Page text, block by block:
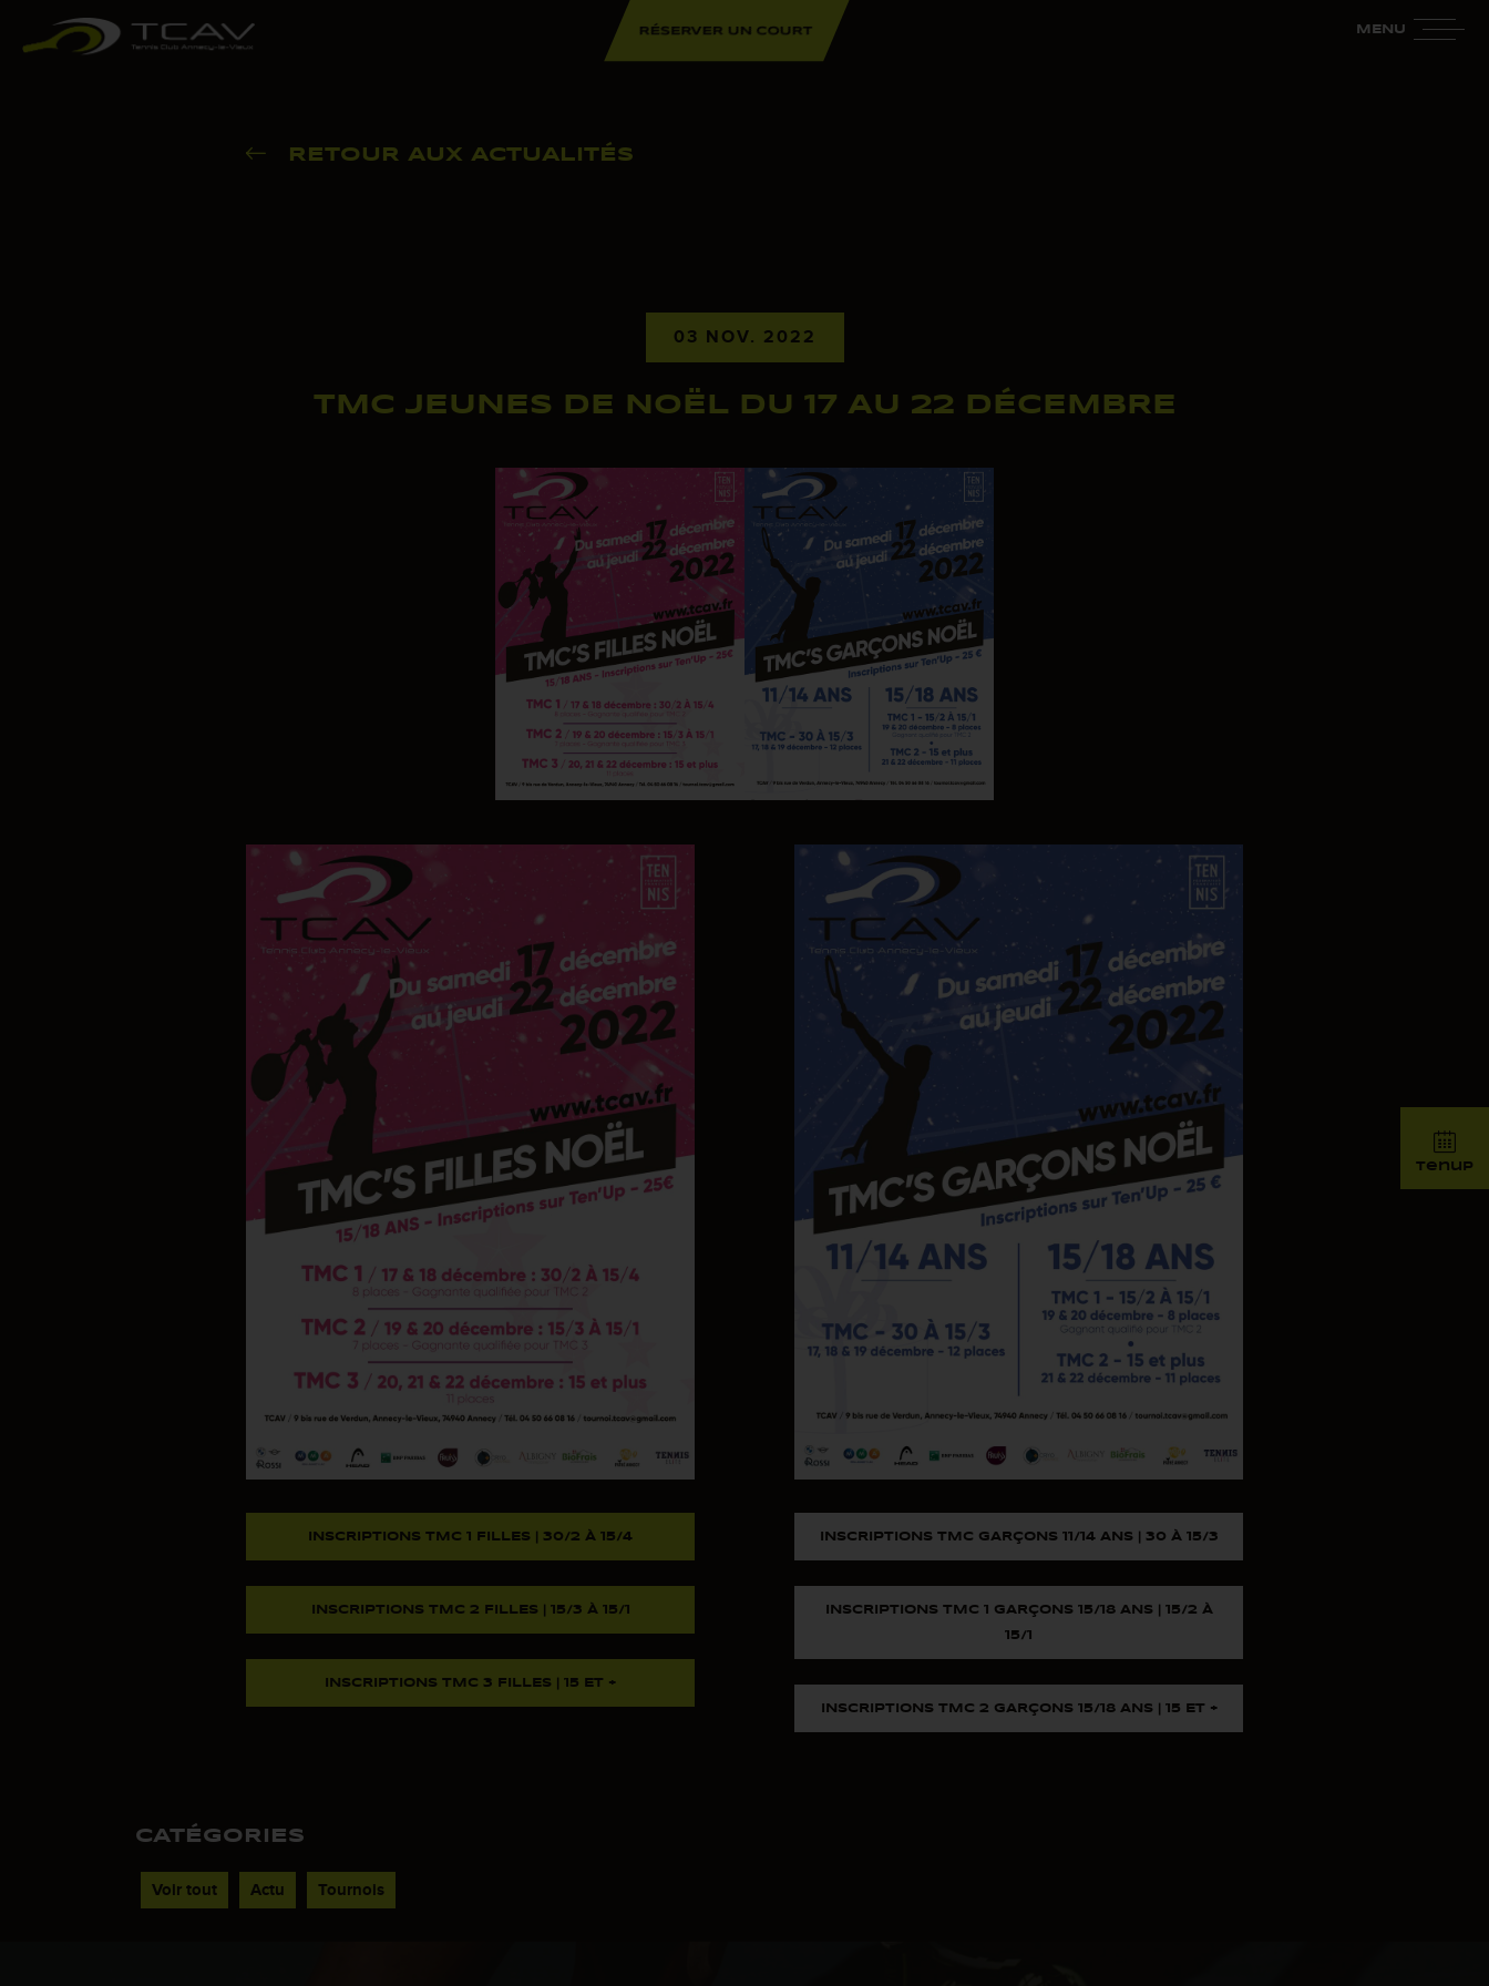
tenup
RÉSERVER UN COURT MENU
RETOUR AUX ACTUALITÉS
03 NOV. 2022
TMC JEUNES DE NOËL DU 17 AU 22 DÉCEMBRE
INSCRIPTIONS TMC 1 FILLES | 30/2 À 15/4
INSCRIPTIONS TMC 2 FILLES | 15/3 À 15/1
INSCRIPTIONS TMC 3 FILLES | 15 ET +
INSCRIPTIONS TMC GARÇONS 11/14 ANS | 30 À 15/3
INSCRIPTIONS TMC 1 GARÇONS 15/18 ANS | 15/2 À
15/1
INSCRIPTIONS TMC 2 GARÇONS 15/18 ANS | 15 ET +
CATÉGORIES
Voir tout Actu Tournois